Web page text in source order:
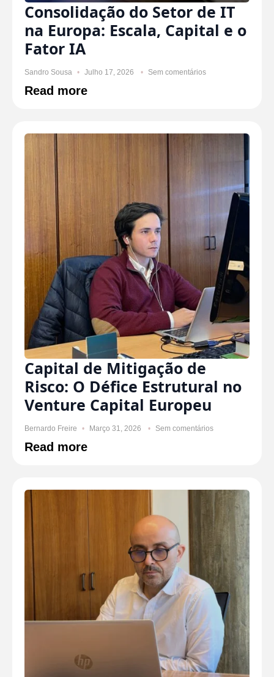
Consolidação do Setor de IT
na Europa: Escala, Capital e o
Fator IA
Sandro Sousa Julho 17, 2026 Sem comentários
Read more
Capital de Mitigação de
Risco: O Défice Estrutural no
Venture Capital Europeu
Bernardo Freire Março 31, 2026 Sem comentários
Read more